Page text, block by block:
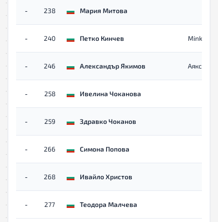
- 238 Мария Митова
- 240 Петко Кинчев Minkov
- 246 Александър Якимов Аякс
- 258 Ивелина Чоканова
- 259 Здравко Чоканов
- 266 Симона Попова
- 268 Ивайло Христов
- 277 Теодора Малчева